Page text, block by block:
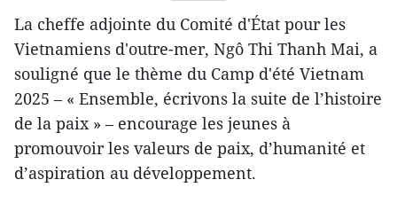
La cheffe adjointe du Comité d'État pour les
Vietnamiens d'outre-mer, Ngô Thi Thanh Mai, a
souligné que le thème du Camp d'été Vietnam
2025 – « Ensemble, écrivons la suite de l’histoire
de la paix » – encourage les jeunes à
promouvoir les valeurs de paix, d’humanité et
d’aspiration au développement.